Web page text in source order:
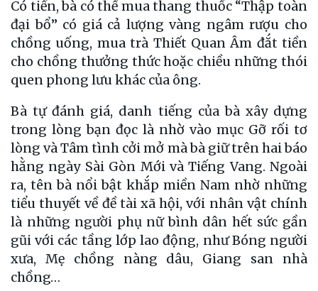
Có tiền, bà có thể mua thang thuốc “Thập toàn
đại bổ” có giá cả lượng vàng ngâm rượu cho
chồng uống, mua trà Thiết Quan Âm đắt tiền
cho chồng thưởng thức hoặc chiều những thói
quen phong lưu khác của ông.
Bà tự đánh giá, danh tiếng của bà xây dựng
trong lòng bạn đọc là nhờ vào mục Gỡ rối tơ
lòng và Tâm tình cởi mở mà bà giữ trên hai báo
hằng ngày Sài Gòn Mới và Tiếng Vang. Ngoài
ra, tên bà nổi bật khắp miền Nam nhờ những
tiểu thuyết về đề tài xã hội, với nhân vật chính
là những người phụ nữ bình dân hết sức gần
gũi với các tầng lớp lao động, như Bóng người
xưa, Mẹ chồng nàng dâu, Giang san nhà
chồng…